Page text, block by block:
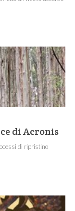
di Acronis
di ripristino